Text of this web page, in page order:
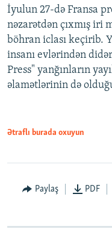
İyulun 27-də Fransa
nəzarətdən çıxmış iri
böhran iclası keçirib.
insanı evlərindən
Press" yanğınların
əlamətlərinin də
Ətraflı burada oxuyun
Paylaş PDF